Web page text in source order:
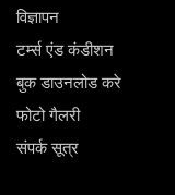
विज्ञापन
टर्म्स एंड कंडीशन
बुक डाउनलोड करे
फोटो गैलरी
संपर्क सूत्र